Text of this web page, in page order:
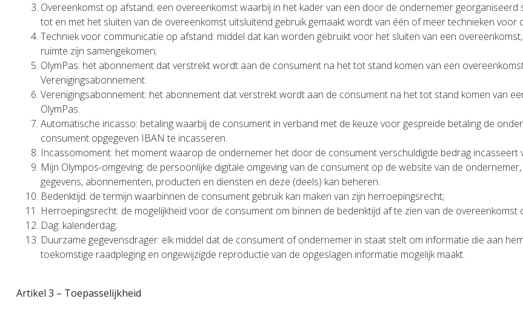
Overeenkomst op afstand; een overeenkomst waarbij in het kader van een door de ondernemer
tot en met het sluiten van de overeenkomst uitsluitend gebruik gemaakt wordt van één of meer technieken voor
Techniek voor communicatie op afstand: middel dat kan worden gebruikt voor het sluiten van een
ruimte zijn samengekomen;
OlymPas: het abonnement dat verstrekt wordt aan de consument na het tot stand komen van een
Verenigingsabonnement.
Verenigingsabonnement: het abonnement dat verstrekt wordt aan de consument na het tot stand komen van
OlymPas.
Automatische incasso: betaling waarbij de consument in verband met de keuze voor gespreide betaling de
consument opgegeven IBAN te incasseren.
Incassomoment: het moment waarop de ondernemer het door de consument verschuldigde bedrag
Mijn Olympos-omgeving: de persoonlijke digitale omgeving van de consument op de website van de
gegevens, abonnementen, producten en diensten en deze (deels) kan beheren.
Bedenktijd: de termijn waarbinnen de consument gebruik kan maken van zijn herroepingsrecht;
Herroepingsrecht: de mogelijkheid voor de consument om binnen de bedenktijd af te zien van de overeenkomst
Dag: kalenderdag;
Duurzame gegevensdrager: elk middel dat de consument of ondernemer in staat stelt om informatie die aan
toekomstige raadpleging en ongewijzigde reproductie van de opgeslagen informatie mogelijk maakt.
Artikel 3 – Toepasselijkheid